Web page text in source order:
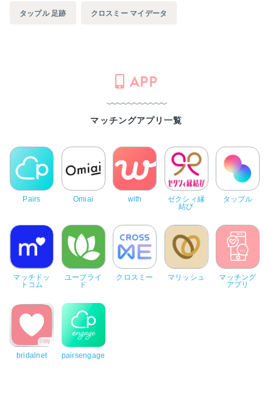
タップル 足跡 クロスミー マイデータ
APP
マッチングアプリ一覧
Pairs Omiai with
ゼクシィ縁
結び
タップル
マッチドッ
トコム
ユーブライ
ド
クロスミー マリッシュ
マッチング
アプリ
bridalnet pairsengage